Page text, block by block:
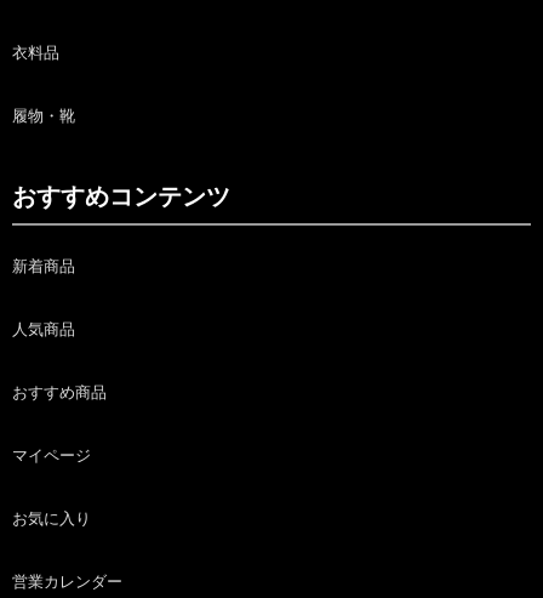
衣料品
履物・靴
おすすめコンテンツ
新着商品
人気商品
おすすめ商品
マイページ
お気に入り
営業カレンダー